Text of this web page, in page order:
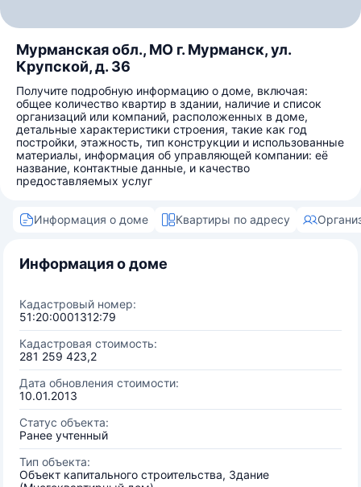
Мурманская обл., МО г. Мурманск, ул.
Крупской, д. 36
Получите подробную информацию о доме, включая:
общее количество квартир в здании, наличие и список
организаций или компаний, расположенных в доме,
детальные характеристики строения, такие как год
постройки, этажность, тип конструкции и использованные
материалы, информация об управляющей компании: её
название, контактные данные, и качество
предоставляемых услуг
Информация о доме Квартиры по адресу
Информация о доме
Кадастровый номер:
51:20:0001312:79
Кадастровая стоимость:
281 259 423,2
Дата обновления стоимости:
10.01.2013
Статус объекта:
Ранее учтенный
Тип объекта:
Объект капитального строительства, Здание